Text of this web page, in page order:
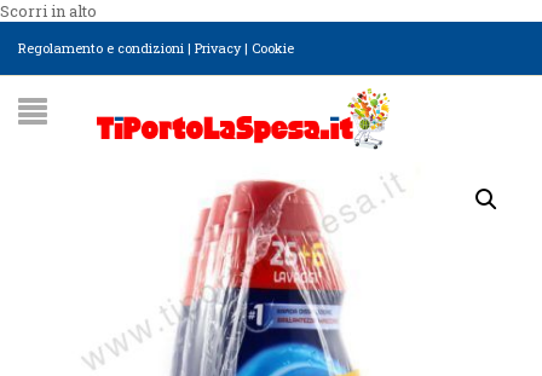
Scorri in alto
Regolamento e condizioni | Privacy| Cookie